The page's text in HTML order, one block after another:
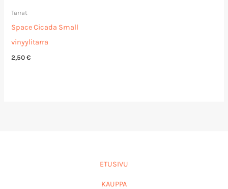
Tarrat
Space Cicada Small
vinyylitarra
2,50€
ETUSIVU
KAUPPA